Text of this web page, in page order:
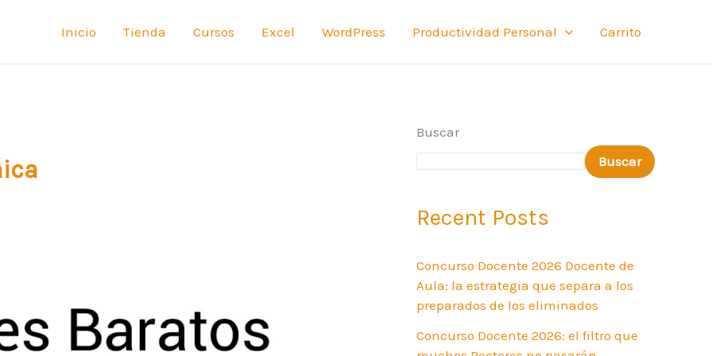
Inicio Tienda Cursos Excel WordPress Productividad Personal Carrito
Buscar
Buscar
Recent Posts
Concurso Docente 2026 Docente de
Aula: la estrategia que separa a los
preparados de los eliminados
Concurso Docente 2026: el filtro que